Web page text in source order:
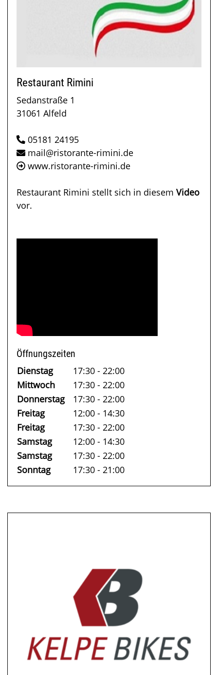
Restaurant Rimini
Sedanstraße 1
31061 Alfeld
05181 24195
mail@ristorante-rimini.de
www.ristorante-rimini.de
Restaurant Rimini stellt sich in diesem Video
vor.
Öffnungszeiten
Dienstag
17:30 - 22:00
Mittwoch
17:30 - 22:00
Donnerstag 17:30 - 22:00
Freitag
12:00 - 14:30
Freitag
17:30 - 22:00
Samstag
12:00 - 14:30
Samstag
17:30 - 22:00
Sonntag
17:30 - 21:00